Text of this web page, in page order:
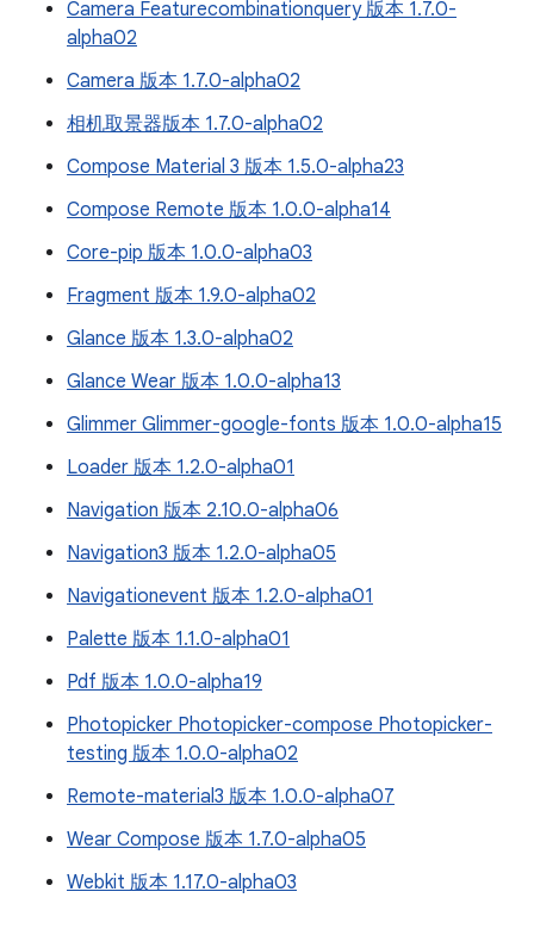
Camera Featurecombinationquery 版本 1.7.0-
alpha02
Camera 版本 1.7.0-alpha02
相机取景器版本 1.7.0-alpha02
Compose Material 3 版本 1.5.0-alpha23
Compose Remote 版本 1.0.0-alpha14
Core-pip 版本 1.0.0-alpha03
Fragment 版本 1.9.0-alpha02
Glance 版本 1.3.0-alpha02
Glance Wear 版本 1.0.0-alpha13
Glimmer Glimmer-google-fonts 版本 1.0.0-alpha15
Loader 版本 1.2.0-alpha01
Navigation 版本 2.10.0-alpha06
Navigation3 版本 1.2.0-alpha05
Navigationevent 版本 1.2.0-alpha01
Palette 版本 1.1.0-alpha01
Pdf 版本 1.0.0-alpha19
Photopicker Photopicker-compose Photopicker-
testing 版本 1.0.0-alpha02
Remote-material3 版本 1.0.0-alpha07
Wear Compose 版本 1.7.0-alpha05
Webkit 版本 1.17.0-alpha03